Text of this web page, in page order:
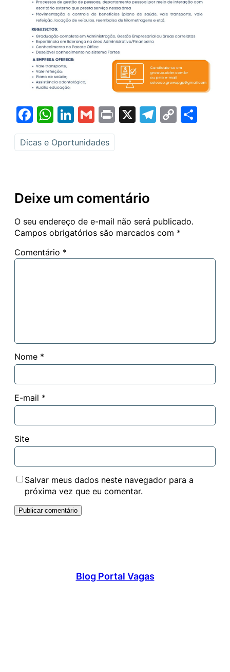
Facebook
WhatsApp
LinkedIn
GmailPrint
X Telegram
Copy
Dicas e Oportunidades
Deixe um comentário
O seu endereço de e-mail não será publicado.
Campos obrigatórios são marcados com *
Comentário *
Nome *
E-mail *
Site
Salvar meus dados neste navegador para a
próxima vez que eu comentar.
Blog Portal Vagas